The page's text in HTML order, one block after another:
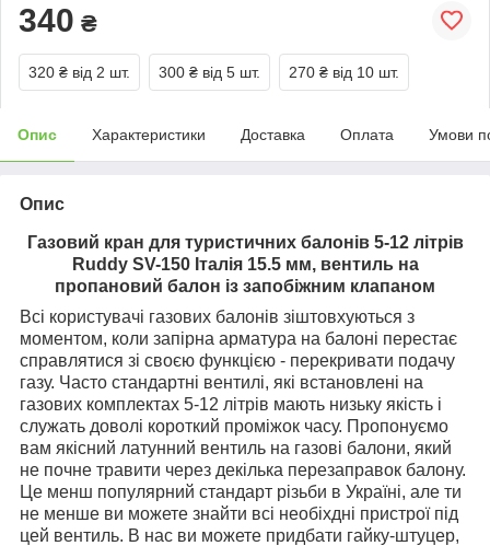
340 ₴
320 ₴ від 2 шт. 300 ₴ від 5 шт. 270 ₴ від 10 шт.
Опис Характеристики Доставка Оплата Умови
Опис
Газовий кран для туристичних балонів 5-12 літрів
Ruddy SV-150 Італія 15.5 мм, вентиль на
пропановий балон із запобіжним клапаном
Всі користувачі газових балонів зіштовхуються з
моментом, коли запірна арматура на балоні перестає
справлятися зі своєю функцією - перекривати подачу
газу. Часто стандартні вентилі, які встановлені на
газових комплектах 5-12 літрів мають низьку якість і
служать доволі короткий проміжок часу. Пропонуємо
вам якісний латунний вентиль на газові балони, який
не почне травити через декілька перезаправок балону.
Це менш популярний стандарт різьби в Україні, але ти
не менше ви можете знайти всі необіхдні пристрої під
цей вентиль. В нас ви можете придбати гайку-штуцер,